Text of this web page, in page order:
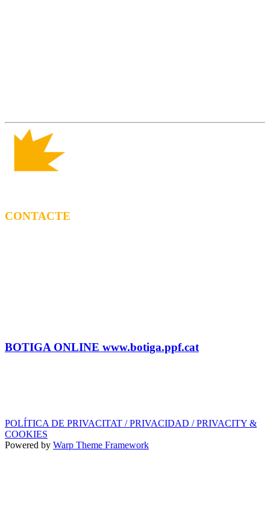
CONTACTE
BOTIGA ONLINE www.botiga.ppf.cat
POLÍTICA DE PRIVACITAT / PRIVACIDAD / PRIVACITY &
COOKIES
Powered by Warp Theme Framework